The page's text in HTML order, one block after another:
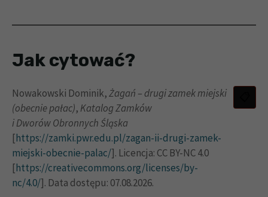
Jak cytować?
Nowakowski Dominik,Żagań – drugi zamek miejski
(obecnie pałac), Katalog Zamków
i Dworów Obronnych Śląska
[https://zamki.pwr.edu.pl/zagan-ii-drugi-zamek-
miejski-obecnie-palac/]. Licencja: CC BY-NC 4.0
[https://creativecommons.org/licenses/by-
nc/4.0/]. Data dostępu: 07.08.2026.